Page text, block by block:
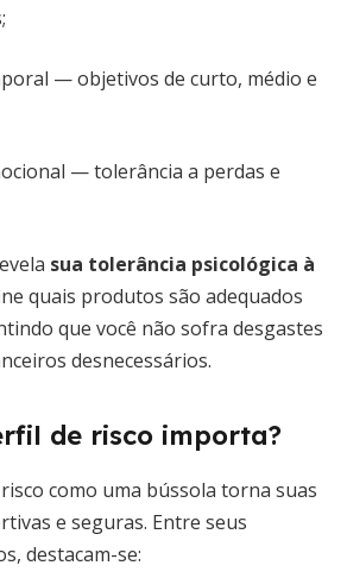
— objetivos de curto, médio e
— tolerância a perdas e
sua tolerância psicológica à
quais produtos são adequados
que você não sofra desgastes
desnecessários.
de risco importa?
como uma bússola torna suas
e seguras. Entre seus
destacam-se: